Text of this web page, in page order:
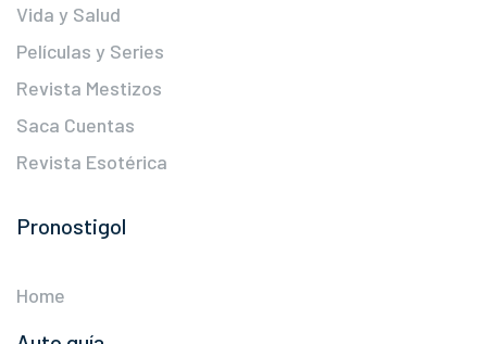
Vida y Salud
Películas y Series
Revista Mestizos
Saca Cuentas
Revista Esotérica
Pronostigol
Home